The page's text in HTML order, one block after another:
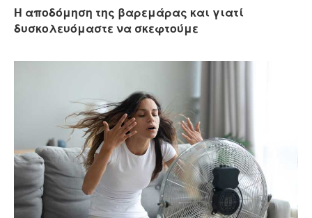
Η αποδόμηση της βαρεμάρας και γιατί
δυσκολευόμαστε να σκεφτούμε